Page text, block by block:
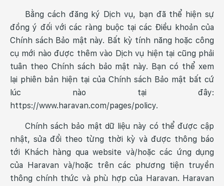
Bằng cách đăng ký Dịch vụ, bạn đã thể hiện sự
đồng ý đối với các ràng buộc tại các Điều khoản của
Chính sách Bảo mật này. Bất kỳ tính năng hoặc công
cụ mới nào được thêm vào Dịch vụ hiện tại cũng phải
tuân theo Chính sách bảo mật này. Bạn có thể xem
lại phiên bản hiện tại của Chính sách Bảo mật bất cứ
lúc nào tại đây:
https://www.haravan.com/pages/policy.
Chính sách bảo mật dữ liệu này có thể được cập
nhật, sửa đổi theo từng thời kỳ và được thông báo
tới Khách hàng qua website và/hoặc các ứng dụng
của Haravan và/hoặc trên các phương tiện truyền
thông chính thức và phù hợp của Haravan. Haravan